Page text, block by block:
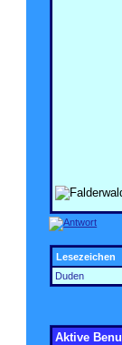
Lesezeichen
Duden
Aktive